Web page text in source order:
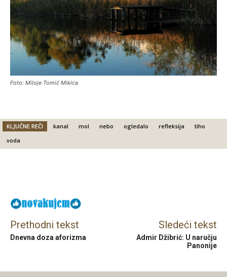
Foto: Miloje Tomić Mikica
KLJUČNE REČI kanal mol nebo ogledalo refleksija
tiho
voda
Prethodni tekst
Dnevna doza aforizma
Sledeći tekst
Admir Džibrić: U naručju
Panonije